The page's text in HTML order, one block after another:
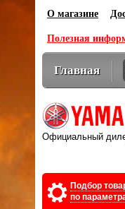
О магазине
Полезная
Главная
Оптовикам
Официальный
Подбор
по